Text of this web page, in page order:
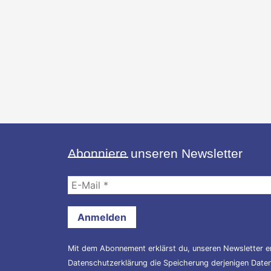
Abonniere unseren Newsletter
Mail
Mit dem Abonnement erklärst du, unseren Newsletter
Datenschutzerklärung die Speicherung derjenigen